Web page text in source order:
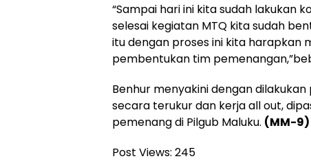
“Sampai hari ini kita sudah lakukan
selesai kegiatan MTQ kita sudah
itu dengan proses ini kita harapkan
pembentukan tim
Benhur menyakini dengan
secara terukur dan kerja all out,
pemenang di Pilgub Maluku. (MM-9)
Post Views: 245